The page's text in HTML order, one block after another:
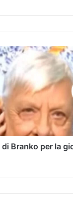
Branko per la